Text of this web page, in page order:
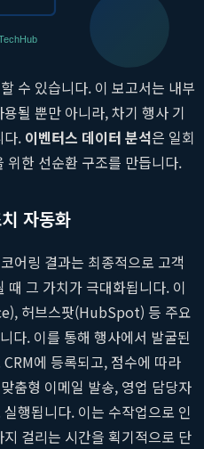
. 이러한 실시간 데이터는 예상
, 현장 운영을 최적화하는 데 도
클릭 몇 번으로 모든 데이터가
수 있습니다. 이 보고서는 내부
될 뿐만 아니라, 차기 행사 기
다. 이벤터스 데이터 분석은 일회
위한 선순환 구조를 만듭니다.
자동화
어링 결과는 최종적으로 고객
때 그 가치가 극대화됩니다. 이
허브스팟(HubSpot) 등 주요
다. 이를 통해 행사에서 발굴된
에 등록되고, 점수에 따라
춤형 이메일 발송, 영업 담당자
행됩니다. 이는 수작업으로 인
걸리는 시간을 획기적으로 단